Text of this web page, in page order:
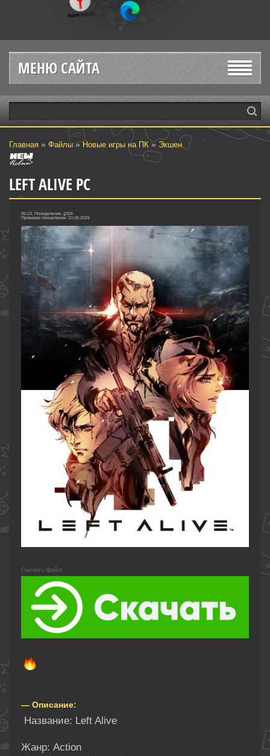
МЕНЮ САЙТА
Главная » Файлы»Новые игры на ПК » Экшен
LEFT ALIVE PC
05:13, Понедельник, 2026
Проверка обновлений: 10.08.2026
Скачать файл:
— Описание:
Название: Left Alive
Жанр: Action